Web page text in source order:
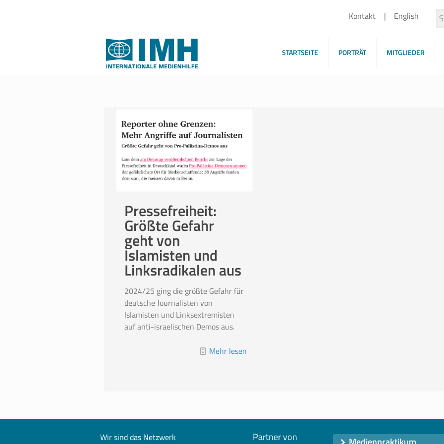
Kontakt English
STARTSEITE PORTRÄT MITGLIEDER
Pressefreiheit:
Größte Gefahr
geht von
Islamisten und
Linksradikalen aus
2024/25 ging die größte Gefahr für
deutsche Journalisten von
Islamisten und Linksextremisten
auf anti-israelischen Demos aus.
Mehr lesen
Wir sind das Netzwerk
Partner von